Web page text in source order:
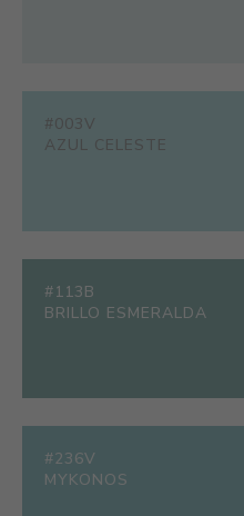
#003V
AZUL CELESTE
#113B
BRILLO ESMERALDA
#236V
MYKONOS